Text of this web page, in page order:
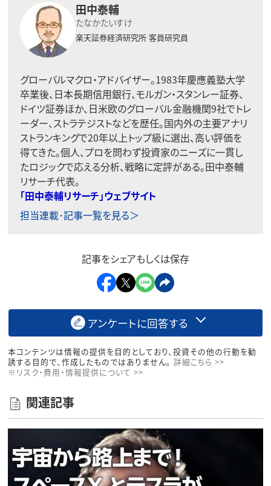
田中泰輔
たなかたいすけ
楽天証券経済研究所 客員研究員
グローバルマクロ・アドバイザー。1983年慶應義塾大学
卒業後、日本長期信用銀行、モルガン・スタンレー証券、
ドイツ証券ほか、日米欧のグローバル金融機関9社でトレ
ーダー、ストラテジストなどを歴任。国内外の主要アナリ
ストランキングで20年以上トップ級に選出、高い評価を
得てきた。個人、プロを問わず投資家のニーズに一貫し
たロジックで応える分析、戦略に定評がある。田中泰輔
リサーチ代表。
「田中泰輔リサーチ」ウェブサイト
担当連載･記事一覧を見る＞
記事をシェアもしくは保存
アンケートに回答する
本コンテンツは情報の提供を目的としており、投資その他の行動を勧
誘する目的で、作成したものではありません。 詳細こちら >>
※リスク・費用・情報提供について >>
関連記事